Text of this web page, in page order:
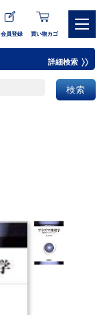
会員登録 買い物カゴ
詳細検索